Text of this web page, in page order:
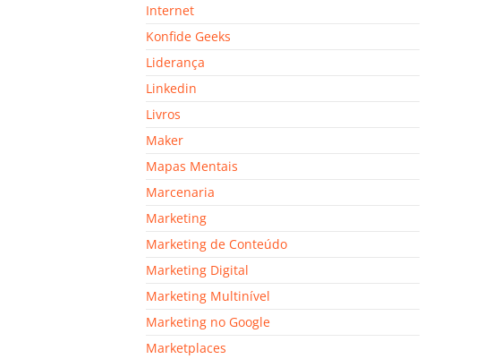
Internet
Konfide Geeks
Liderança
Linkedin
Livros
Maker
Mapas Mentais
Marcenaria
Marketing
Marketing de Conteúdo
Marketing Digital
Marketing Multinível
Marketing no Google
Marketplaces